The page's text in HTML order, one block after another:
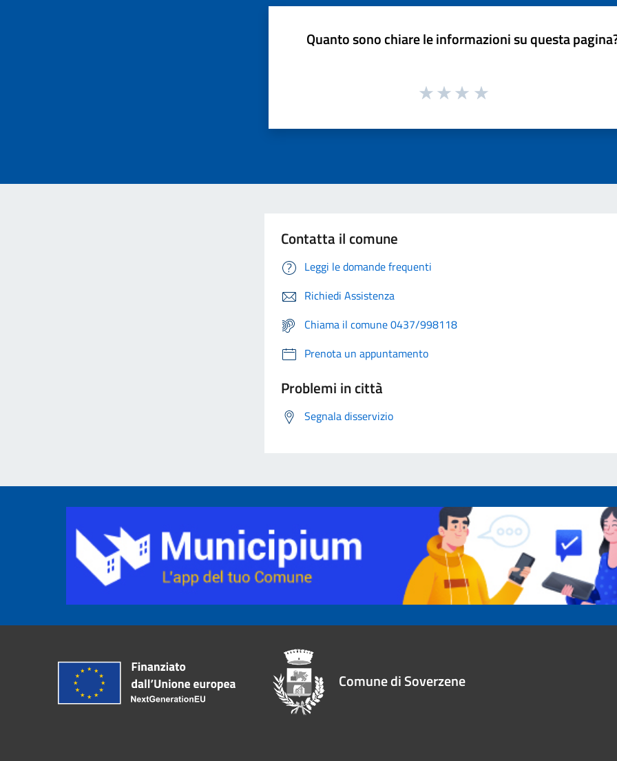
Quanto sono chiare le informazioni su questa
Contatta il comune
Leggi le domande frequenti
Richiedi Assistenza
Chiama il comune 0437/998118
Prenota un appuntamento
Problemi in città
Segnala disservizio
Comune di Soverzene